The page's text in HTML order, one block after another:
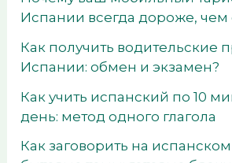
Испании всегда дороже,
Как получить водительские
Испании: обмен и экзамен?
Как учить испанский по 10
день: метод одного глагола
Как заговорить на